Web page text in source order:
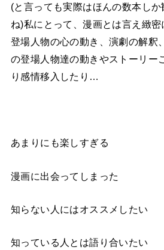
(と言っても実際はほんの数本し
ね)私にとって、漫画とは言え緻密
登場人物の心の動き、演劇の解釈
の登場人物達の動きやストーリー
り感情移入したり…
あまりにも楽しすぎる
漫画に出会ってしまった
知らない人にはオススメしたい
知っている人とは語り合いたい